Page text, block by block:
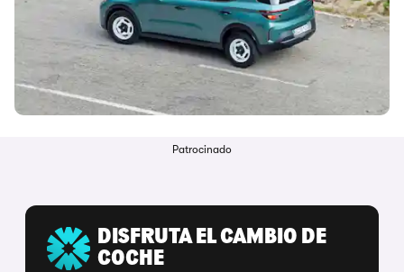
Patrocinado
DISFRUTA EL CAMBIO DE
COCHE